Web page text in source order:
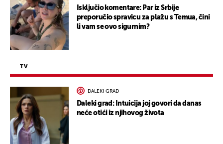
Isključio komentare: Par iz Srbije
preporučio spravicu za plažu s Temua, čini
li vam se ovo sigurnim?
TV
DALEKI GRAD
Daleki grad: Intuicija joj govori da danas
neće otići iz njihovog života